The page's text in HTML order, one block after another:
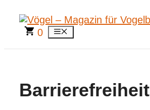
Inhalt
springen
0 Menü
Barrierefreiheit